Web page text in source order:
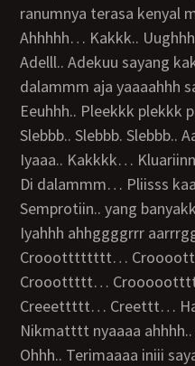
ranumnya terasa kenyal
Ahhhhh… Kakkk..
Adelll.. Adekuu sayang kakak mau crooottttt di
dalammm aja yaaaahhh
Eeuhhh.. Pleekkk plekkk
Slebbb.. Slebbb. Slebbb..
Iyaaa.. Kakkkk…
Di dalammm… Pliisss
Semprotiin.. yang
Iyahhh ahhggggrrr
Croootttttttt…
Crooottttt…
Creeettttt… Creettt…
Nikmatttt nyaaaa
Ohhh.. Terimaaaa iniii